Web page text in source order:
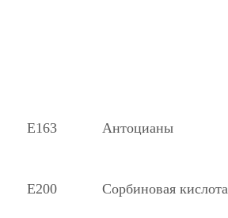
Е163 Антоцианы
Е200 Сорбиновая кислота